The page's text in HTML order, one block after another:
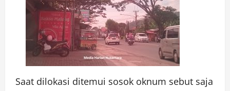
Saat dilokasi ditemui sosok oknum sebut saja